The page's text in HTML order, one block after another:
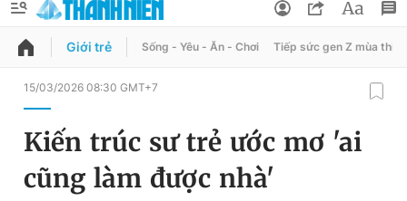
QUẢNG CÁO
Chuyên mục
Đổi mật khẩu
Tin đã lưu
Giới trẻ Sống - Yêu - Ăn - Chơi Tiếp sức gen Z mùa thi
15/03/2026 08:30 GMT+7
Kiến trúc sư trẻ ước mơ 'ai
cũng làm được nhà'